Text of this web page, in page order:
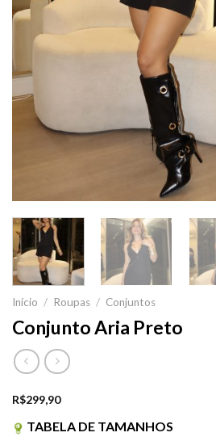
Início / Roupas / Conjuntos
Conjunto Aria Preto
R$299,90
TABELA DE TAMANHOS